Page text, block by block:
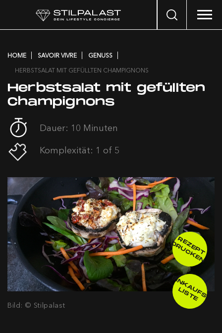
Search
HOME SAVOIR VIVRE
GENUSS
HERBSTSALAT MIT GEFÜLLTEN CHAMPIGNONS
Herbstsalat mit gefüllten
Champignons
Dauer: 10 Minuten
Komplexität: 1 of 5
Bild: © Stilpalast
R
E
Z
E
P
T
D
R
U
C
K
E
N
E
IN
K
A
U
F
S
-
L
IS
T
E